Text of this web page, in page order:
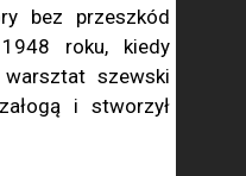
bez przeszkód
roku, kiedy
szewski
i stworzył